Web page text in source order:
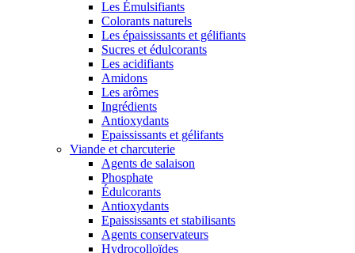
Les Émulsifiants
Colorants naturels
Les épaississants et gélifiants
Sucres et édulcorants
Les acidifiants
Amidons
Les arômes
Ingrédients
Antioxydants
Epaississants et gélifants
Viande et charcuterie
Agents de salaison
Phosphate
Édulcorants
Antioxydants
Epaississants et stabilisants
Agents conservateurs
Hydrocolloïdes